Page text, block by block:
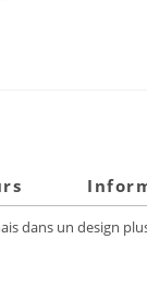
dans un design